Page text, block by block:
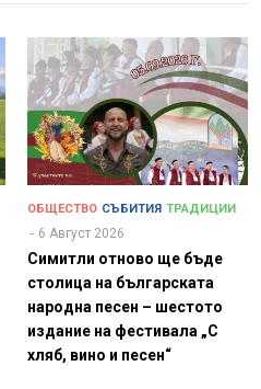
ОБЩЕСТВО СЪБИТИЯ ТРАДИЦИИ
6 Август 2026
Симитли отново ще бъде
столица на българската
народна песен – шестото
издание на фестивала „С
хляб, вино и песен“